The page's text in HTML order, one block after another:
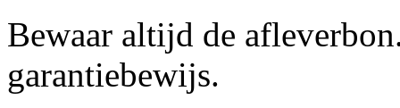
Bewaar altijd de
garantiebewijs.